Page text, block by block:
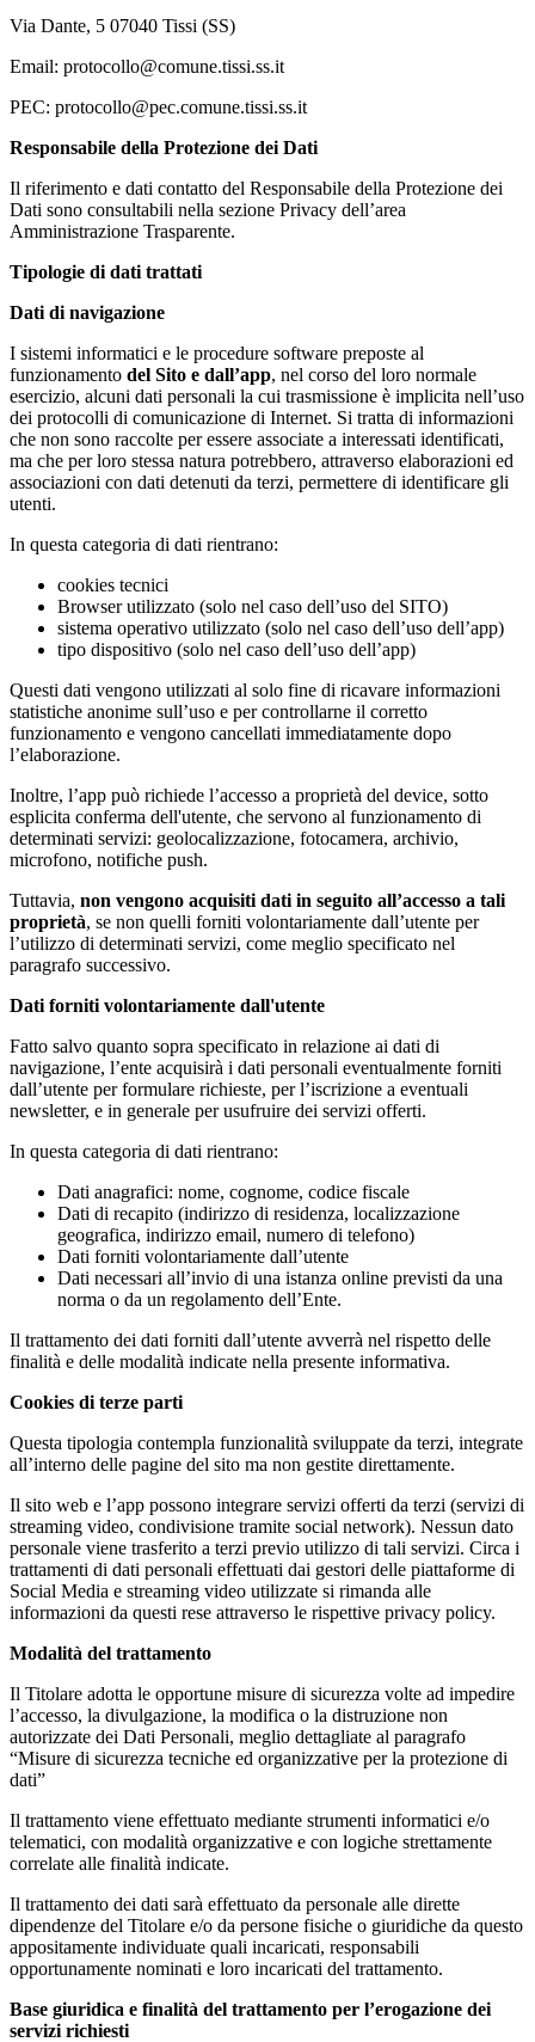
Via Dante, 5 07040 Tissi (SS)
Email: protocollo@comune.tissi.ss.it
PEC: protocollo@pec.comune.tissi.ss.it
Responsabile della Protezione dei Dati
Il riferimento e dati contatto del Responsabile della Protezione dei
Dati sono consultabili nella sezione Privacy dell’area
Amministrazione Trasparente.
Tipologie di dati trattati
Dati di navigazione
I sistemi informatici e le procedure software preposte al
funzionamento del Sito e dall’app, nel corso del loro normale
esercizio, alcuni dati personali la cui trasmissione è implicita nell’uso
dei protocolli di comunicazione di Internet. Si tratta di informazioni
che non sono raccolte per essere associate a interessati identificati,
ma che per loro stessa natura potrebbero, attraverso elaborazioni ed
associazioni con dati detenuti da terzi, permettere di identificare gli
utenti.
In questa categoria di dati rientrano:
cookies tecnici
Browser utilizzato (solo nel caso dell’uso del SITO)
sistema operativo utilizzato (solo nel caso dell’uso dell’app)
tipo dispositivo (solo nel caso dell’uso dell’app)
Questi dati vengono utilizzati al solo fine di ricavare informazioni
statistiche anonime sull’uso e per controllarne il corretto
funzionamento e vengono cancellati immediatamente dopo
l’elaborazione.
Inoltre, l’app può richiede l’accesso a proprietà del device, sotto
esplicita conferma dell'utente, che servono al funzionamento di
determinati servizi: geolocalizzazione, fotocamera, archivio,
microfono, notifiche push.
Tuttavia, non vengono acquisiti dati in seguito all’accesso a tali
proprietà, se non quelli forniti volontariamente dall’utente per
l’utilizzo di determinati servizi, come meglio specificato nel
paragrafo successivo.
Dati forniti volontariamente dall'utente
Fatto salvo quanto sopra specificato in relazione ai dati di
navigazione, l’ente acquisirà i dati personali eventualmente forniti
dall’utente per formulare richieste, per l’iscrizione a eventuali
newsletter, e in generale per usufruire dei servizi offerti.
In questa categoria di dati rientrano:
Dati anagrafici: nome, cognome, codice fiscale
Dati di recapito (indirizzo di residenza, localizzazione
geografica, indirizzo email, numero di telefono)
Dati forniti volontariamente dall’utente
Dati necessari all’invio di una istanza online previsti da una
norma o da un regolamento dell’Ente.
Il trattamento dei dati forniti dall’utente avverrà nel rispetto delle
finalità e delle modalità indicate nella presente informativa.
Cookies di terze parti
Questa tipologia contempla funzionalità sviluppate da terzi, integrate
all’interno delle pagine del sito ma non gestite direttamente.
Il sito web e l’app possono integrare servizi offerti da terzi (servizi di
streaming video, condivisione tramite social network). Nessun dato
personale viene trasferito a terzi previo utilizzo di tali servizi. Circa i
trattamenti di dati personali effettuati dai gestori delle piattaforme di
Social Media e streaming video utilizzate si rimanda alle
informazioni da questi rese attraverso le rispettive privacy policy.
Modalità del trattamento
Il Titolare adotta le opportune misure di sicurezza volte ad impedire
l’accesso, la divulgazione, la modifica o la distruzione non
autorizzate dei Dati Personali, meglio dettagliate al paragrafo
“Misure di sicurezza tecniche ed organizzative per la protezione di
dati”
Il trattamento viene effettuato mediante strumenti informatici e/o
telematici, con modalità organizzative e con logiche strettamente
correlate alle finalità indicate.
Il trattamento dei dati sarà effettuato da personale alle dirette
dipendenze del Titolare e/o da persone fisiche o giuridiche da questo
appositamente individuate quali incaricati, responsabili
opportunamente nominati e loro incaricati del trattamento.
Base giuridica e finalità del trattamento per l’erogazione dei
servizi richiesti